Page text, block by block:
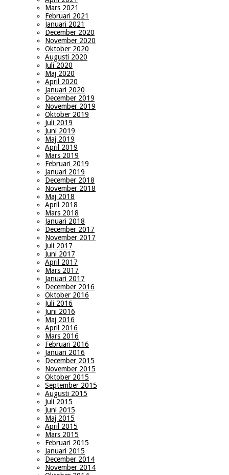
Mars 2021
Februari 2021
Januari 2021
December 2020
November 2020
Oktober 2020
Augusti 2020
Juli 2020
Maj 2020
April 2020
Januari 2020
December 2019
November 2019
Oktober 2019
Juli 2019
Juni 2019
Maj 2019
April 2019
Mars 2019
Februari 2019
Januari 2019
December 2018
November 2018
Maj 2018
April 2018
Mars 2018
Januari 2018
December 2017
November 2017
Juli 2017
Juni 2017
April 2017
Mars 2017
Januari 2017
December 2016
Oktober 2016
Juli 2016
Juni 2016
Maj 2016
April 2016
Mars 2016
Februari 2016
Januari 2016
December 2015
November 2015
Oktober 2015
September 2015
Augusti 2015
Juli 2015
Juni 2015
Maj 2015
April 2015
Mars 2015
Februari 2015
Januari 2015
December 2014
November 2014